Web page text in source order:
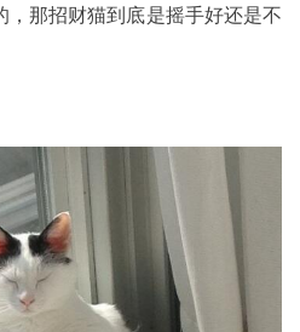
，那招财猫到底是摇手好还是不